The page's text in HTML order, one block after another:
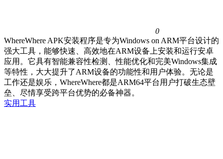
0
WhereWhere APK安装程序是专为Windows on ARM平台设计的
强大工具，能够快速、高效地在ARM设备上安装和运行安卓
应用。它具有智能兼容性检测、性能优化和完美Windows集成
等特性，大大提升了ARM设备的功能性和用户体验。无论是
工作还是娱乐，WhereWhere都是ARM64平台用户打破生态壁
垒、尽情享受跨平台优势的必备神器。
实用工具